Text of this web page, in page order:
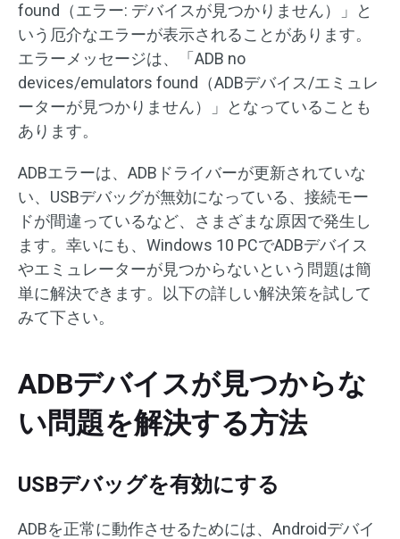
found（エラー: デバイスが見つかりません）」と
いう厄介なエラーが表示されることがあります。
エラーメッセージは、「ADB no
devices/emulators found（ADBデバイス/エミュレ
ーターが見つかりません）」となっていることも
あります。
ADBエラーは、ADBドライバーが更新されていな
い、USBデバッグが無効になっている、接続モー
ドが間違っているなど、さまざまな原因で発生し
ます。幸いにも、Windows 10 PCでADBデバイス
やエミュレーターが見つからないという問題は簡
単に解決できます。以下の詳しい解決策を試して
みて下さい。
ADBデバイスが見つからな
い問題を解決する方法
USBデバッグを有効にする
ADBを正常に動作させるためには、Androidデバイ